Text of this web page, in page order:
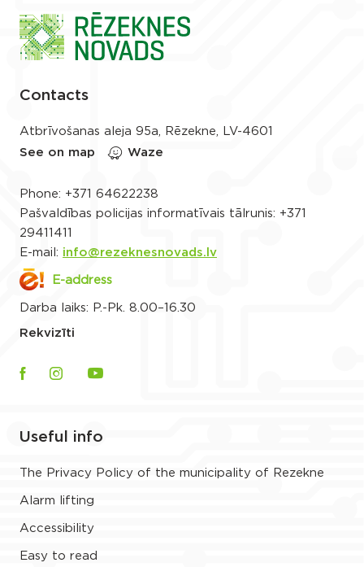
Contacts
Atbrīvošanas aleja 95a, Rēzekne, LV-4601
See on map
Waze
Phone: +371 64622238
Pašvaldības policijas informatīvais tālrunis: +371
29411411
E-mail: info@rezeknesnovads.lv
E-address
Darba laiks: P.-Pk. 8.00–16.30
Rekvizīti
Useful info
The Privacy Policy of the municipality of Rezekne
Alarm lifting
Accessibility
Easy to read